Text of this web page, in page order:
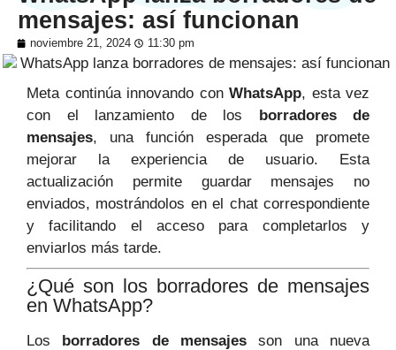
mensajes: así funcionan
noviembre 21, 2024 11:30 pm
Meta continúa innovando con WhatsApp, esta vez
con el lanzamiento de los borradores de
mensajes, una función esperada que promete
mejorar la experiencia de usuario. Esta
actualización permite guardar mensajes no
enviados, mostrándolos en el chat correspondiente
y facilitando el acceso para completarlos y
enviarlos más tarde.
¿Qué son los borradores de mensajes
en WhatsApp?
Los borradores de mensajes son una nueva